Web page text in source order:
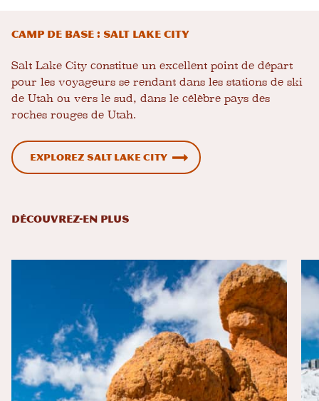
Camp de base : Salt Lake City
Salt Lake City constitue un excellent point de départ
pour les voyageurs se rendant dans les stations de ski
de Utah ou vers le sud, dans le célèbre pays des
roches rouges de Utah.
Explorez Salt Lake City
DÉCOUVREZ-EN PLUS